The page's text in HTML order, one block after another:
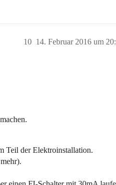
14. Februar 2016 um
10
Teil der Elektroinstallation.